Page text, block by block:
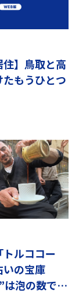
住】鳥取と高
もうひとつ
ルココー
いの宝庫
泡の数でわ